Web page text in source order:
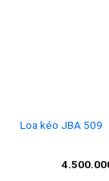
Loa kéo JBA 509